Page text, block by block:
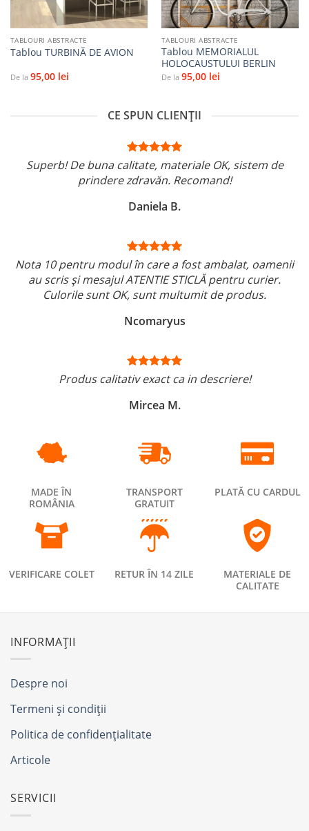
TABLOURI ABSTRACTE
Tablou TURBINĂ DE AVION
De la 95,00 lei
TABLOURI ABSTRACTE
Tablou MEMORIALUL
HOLOCAUSTULUI BERLIN
De la 95,00 lei
CE SPUN CLIENȚII
Superb! De buna calitate, materiale OK, sistem de
prindere zdravăn. Recomand!
Daniela B.
Nota 10 pentru modul în care a fost ambalat, oamenii
au scris și mesajul ATENTIE STICLĂ pentru curier.
Culorile sunt OK, sunt multumit de produs.
Ncomaryus
Produs calitativ exact ca in descriere!
Mircea M.
MADE ÎN
ROMÂNIA
TRANSPORT
GRATUIT
PLATĂ CU CARDUL
VERIFICARE COLET RETUR ÎN 14 ZILE
MATERIALE DE
CALITATE
INFORMAȚII
Despre noi
Termeni și condiții
Politica de confidențialitate
Articole
SERVICII